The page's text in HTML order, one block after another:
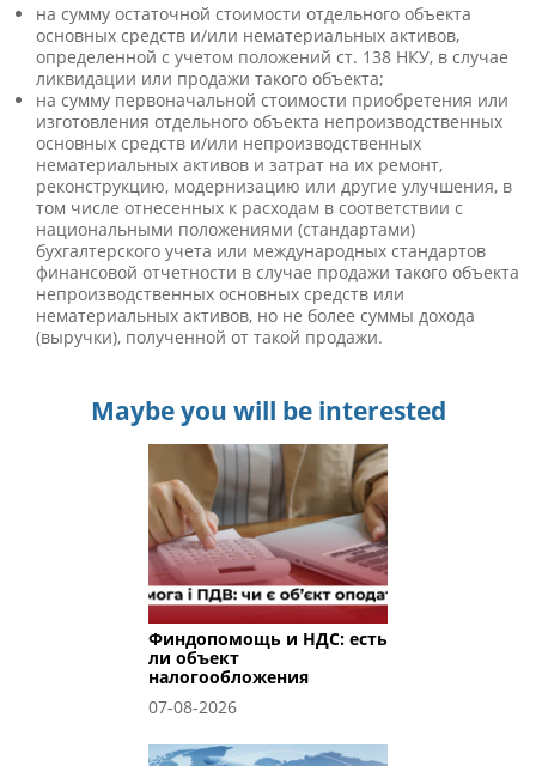
на сумму остаточной стоимости отдельного объекта
основных средств и/или нематериальных активов,
определенной с учетом положений ст. 138 НКУ, в случае
ликвидации или продажи такого объекта;
на сумму первоначальной стоимости приобретения или
изготовления отдельного объекта непроизводственных
основных средств и/или непроизводственных
нематериальных активов и затрат на их ремонт,
реконструкцию, модернизацию или другие улучшения, в
том числе отнесенных к расходам в соответствии с
национальными положениями (стандартами)
бухгалтерского учета или международных стандартов
финансовой отчетности в случае продажи такого объекта
непроизводственных основных средств или
нематериальных активов, но не более суммы дохода
(выручки), полученной от такой продажи.
Maybe you will be interested
Финдопомощь и НДС: есть
ли объект
налогообложения
07-08-2026